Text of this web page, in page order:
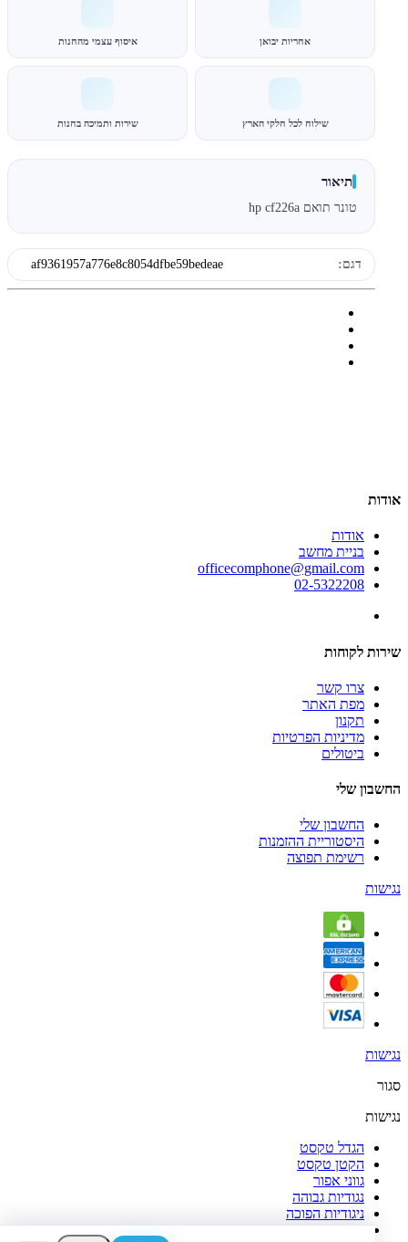
אחריות יבואן איסוף עצמי מהחנות
שילוח לכל חלקי הארץ שירות ותמיכה בחנות
תיאור
טונר תואם hp cf226a
דגם: af9361957a776e8c8054dfbe59bedeae
אודות
אודות
בניית מחשב
officecomphone@gmail.com
02-5322208
שירות לקוחות
צרו קשר
מפת האתר
תקנון
מדיניות הפרטיות
ביטולים
החשבון שלי
החשבון שלי
היסטוריית ההזמנות
רשימת תפוצה
נגישות
נגישות
סגור
נגישות
הגדל טקסט
הקטן טקסט
גווני אפור
נגודיות גבוהה
ניגודיות הפוכה
רקע בהיר